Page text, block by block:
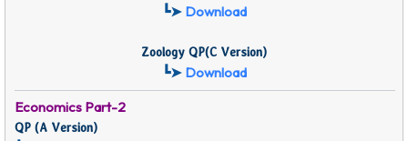
┗➤ Download
Zoology QP(C Version)
┗➤ Download
Economics Part-2
QP (A Version)